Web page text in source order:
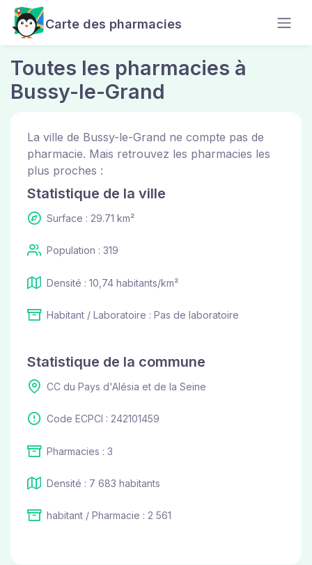
Carte des pharmacies
Toutes les pharmacies à
Bussy-le-Grand
La ville de Bussy-le-Grand ne compte pas de
pharmacie. Mais retrouvez les pharmacies les
plus proches :
Statistique de la ville
Surface : 29.71 km²
Population : 319
Densité : 10,74 habitants/km²
Habitant / Laboratoire : Pas de laboratoire
Statistique de la commune
CC du Pays d'Alésia et de la Seine
Code ECPCI : 242101459
Pharmacies : 3
Densité : 7 683 habitants
habitant / Pharmacie : 2 561